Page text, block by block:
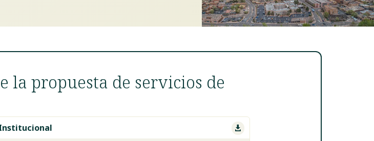
la propuesta de servicios de

Institucional